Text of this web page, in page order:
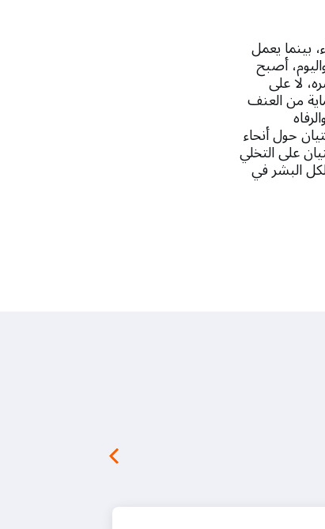
بينما يعمل
أصبح
لا على
من العنف
حول أنحاء
على التخلي
البشر في